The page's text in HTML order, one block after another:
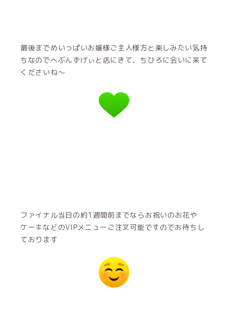
最後までめいっぱいお嬢様ご主人様方と楽しみたい気持
ちなのでへぶんずげぃと店にきて、ちひろに会いに来て
くださいね〜
ファイナル当日の約1週間前までならお祝いのお花や
ケーキなどのVIPメニューご注文可能ですのでお待ちし
ております